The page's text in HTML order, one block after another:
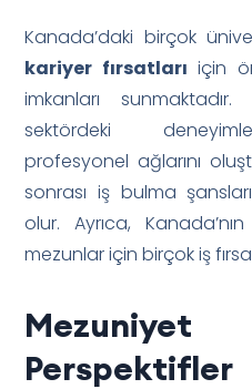
Kanada’daki birçok
kariyer fırsatları için
imkanları
sektördeki
profesyonel ağlarını
sonrası iş bulma
olur. Ayrıca,
mezunlar için birçok iş
Perspektifler